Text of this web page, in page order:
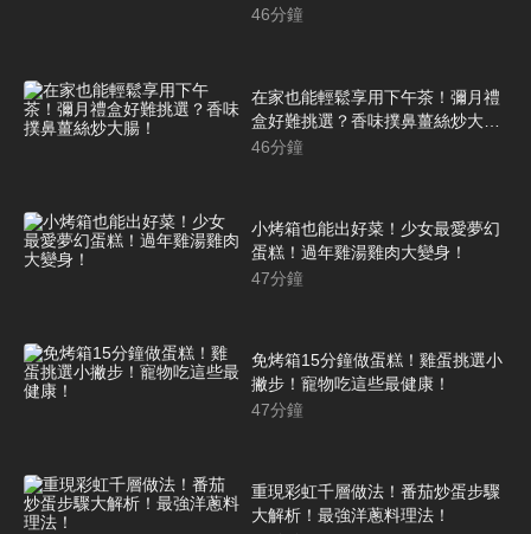
46分鐘
在家也能輕鬆享用下午茶！彌月禮
盒好難挑選？香味撲鼻薑絲炒大
腸！
46分鐘
小烤箱也能出好菜！少女最愛夢幻
蛋糕！過年雞湯雞肉大變身！
47分鐘
免烤箱15分鐘做蛋糕！雞蛋挑選小
撇步！寵物吃這些最健康！
47分鐘
重現彩虹千層做法！番茄炒蛋步驟
大解析！最強洋蔥料理法！